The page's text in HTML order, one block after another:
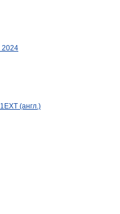
2024
(англ.)